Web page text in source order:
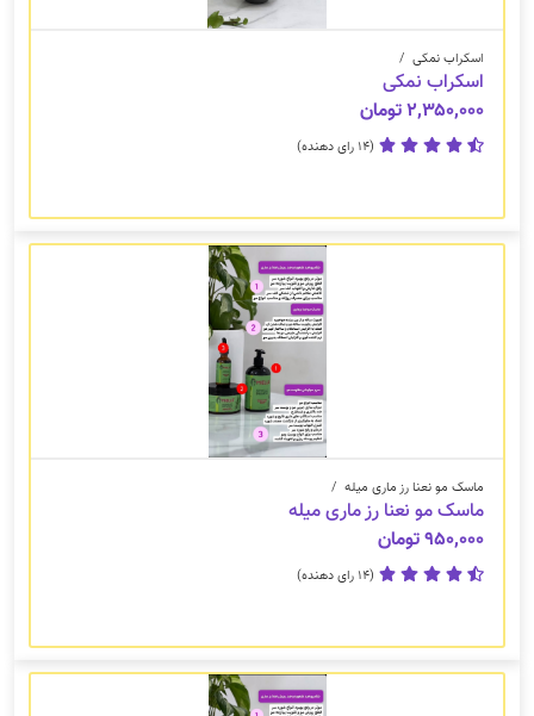
اسکراب نمکی /
اسکراب نمکی
۲,۳۵۰,۰۰۰ تومان
(14 رای دهنده)
ماسک مو نعنا رز ماری میله /
ماسک مو نعنا رز ماری میله
۹۵۰,۰۰۰ تومان
(14 رای دهنده)